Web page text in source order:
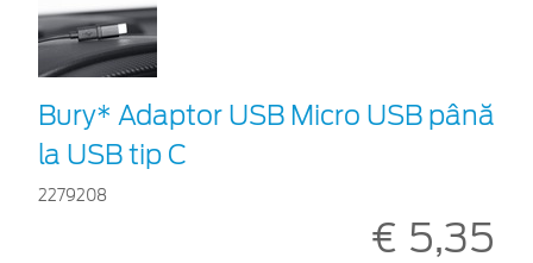
Bury* Adaptor USB Micro USB până
la USB tip C
2279208
€ 5,35